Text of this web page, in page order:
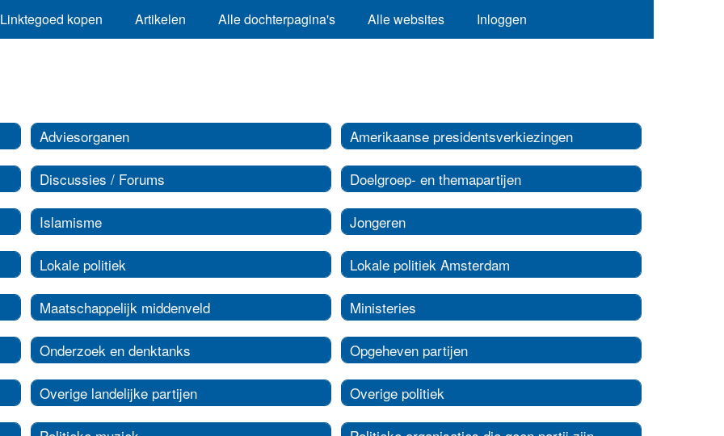
Linktegoed kopen Artikelen Alle dochterpagina's Alle websites Inloggen
Adviesorganen
Discussies / Forums
Islamisme
Lokale politiek
Maatschappelijk middenveld
Onderzoek en denktanks
Overige landelijke partijen
Amerikaanse presidentsverkiezingen
Doelgroep- en themapartijen
Jongeren
Lokale politiek Amsterdam
Ministeries
Opgeheven partijen
Overige politiek